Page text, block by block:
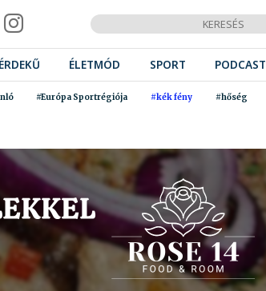
ÉLETMÓD SPORT PODCAST
#Európa Sportrégiója #kék fény #hőség